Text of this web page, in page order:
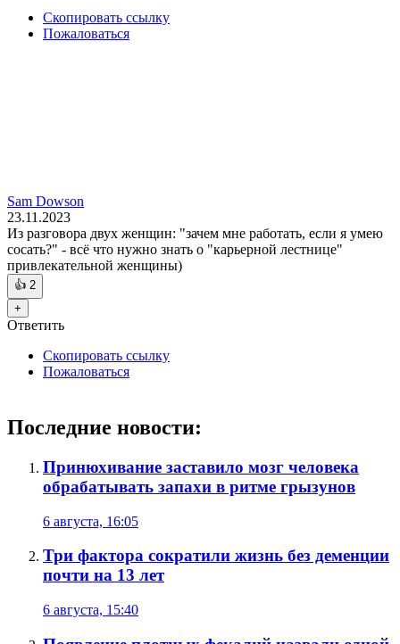
Скопировать ссылку
Пожаловаться
Sam Dowson
23.11.2023
Из разговора двух женщин: "зачем мне работать, если я умею
сосать?" - всё что нужно знать о "карьерной лестнице"
привлекательной женщины)
👍 2
+
Ответить
Скопировать ссылку
Пожаловаться
Последние новости:
Принюхивание заставило мозг человека
обрабатывать запахи в ритме грызунов
6 августа, 16:05
Три фактора сократили жизнь без деменции
почти на 13 лет
6 августа, 15:40